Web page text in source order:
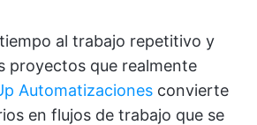
al trabajo repetitivo y
proyectos que realmente
Automatizaciones convierte
en flujos de trabajo que se